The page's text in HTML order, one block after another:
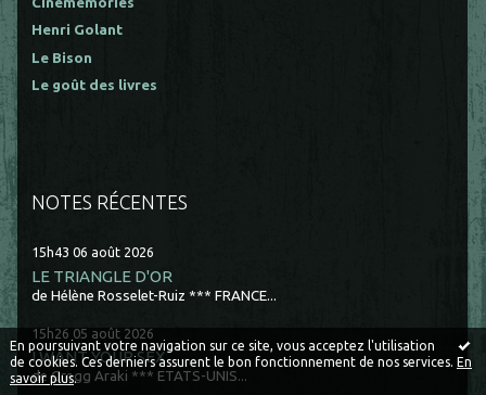
En poursuivant votre navigation sur ce site, vous acceptez l'utilisation
de cookies. Ces derniers assurent le bon fonctionnement de nos services. En
savoir plus.
Henri Golant
Le Bison
Le goût des livres
NOTES RÉCENTES
15h43 06 août 2026
LE TRIANGLE D'OR
de Hélène Rosselet-Ruiz *** FRANCE...
15h26 05 août 2026
I WANT YOUR SEX
de Gregg Araki *** ETATS-UNIS...